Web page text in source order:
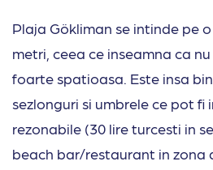
Plaja Gökliman se intinde pe
metri, ceea ce inseamna ca
foarte spatioasa. Este insa
sezlonguri si umbrele ce pot fi
rezonabile (30 lire turcesti in
beach bar/restaurant in zona